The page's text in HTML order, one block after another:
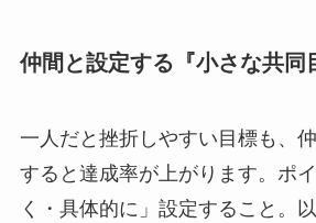
仲間と設定する『小さな共同
一人だと挫折しやすい目標も、
すると達成率が上がります。ポ
く・具体的に」設定すること。